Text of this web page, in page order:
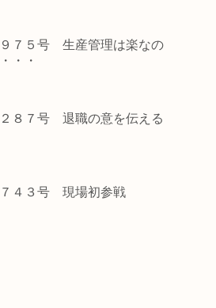
７５号 生産管理は楽なの
・・
８７号 退職の意を伝える
４３号 現場初参戦